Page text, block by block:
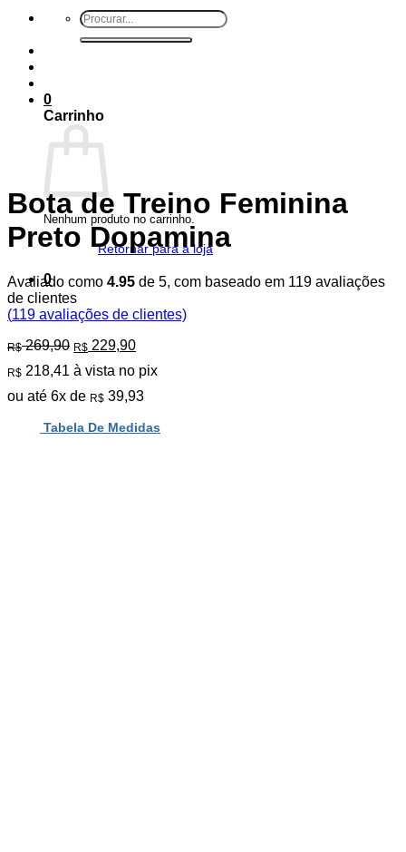
Pesquisar
por:
0
Carrinho
Nenhum produto no carrinho.
Retornar para a loja
0
Bota de Treino Feminina
Preto Dopamina
Avaliado como 4.95 de 5, com baseado em 119 avaliações
de clientes
(119 avaliações de clientes)
R$269,90 O
preço
original
era:
R$ 229,90O
atual
é:
R$ 218,41 à vista no pix
ou até 6x de R$ 39,93
Tabela De Medidas